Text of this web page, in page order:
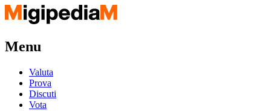
Menu
Valuta
Prova
Discuti
Vota